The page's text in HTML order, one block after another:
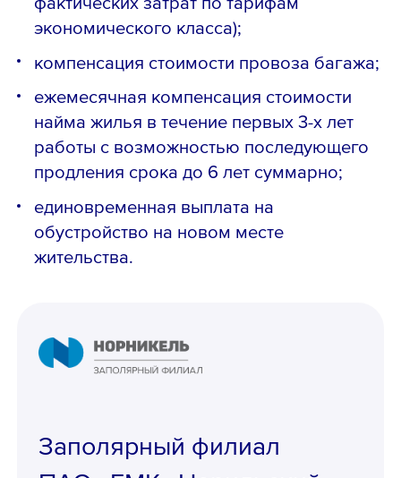
экономического класса);
компенсация стоимости провоза багажа;
ежемесячная компенсация стоимости
найма жилья в течение первых 3-х лет
работы с возможностью последующего
продления срока до 6 лет суммарно;
единовременная выплата на
обустройство на новом месте
жительства.
Заполярный филиал